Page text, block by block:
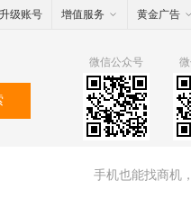
升级账号 增值服务 黄金广告
手机也能找商机
微信公众号